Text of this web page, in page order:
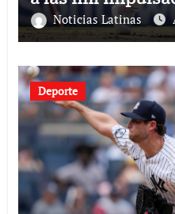
Noticias Latinas
Deporte